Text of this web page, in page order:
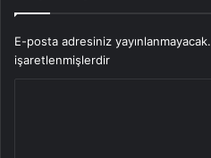
E-posta adresiniz yayınlanmayacak.
işaretlenmişlerdir